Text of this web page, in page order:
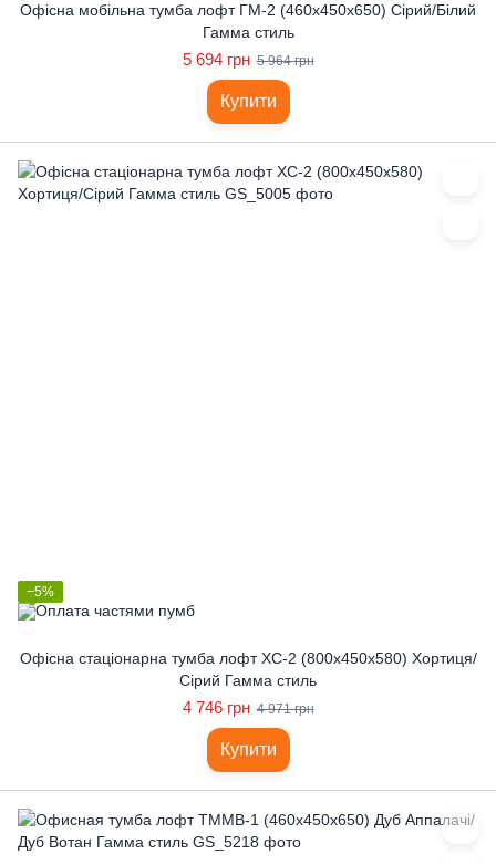
Офісна мобільна тумба лофт ГМ-2 (460x450x650) Сірий/Білий
Гамма стиль
5 694 грн 5 964 грн
Купити
−5%
Офісна стаціонарна тумба лофт ХС-2 (800x450x580) Хортиця/
Сірий Гамма стиль
4 746 грн 4 971 грн
Купити